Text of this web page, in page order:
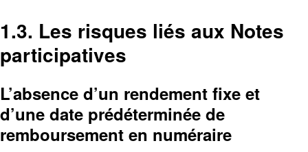
1.3. Les risques liés aux Notes
participatives
L’absence d’un rendement fixe et
d’une date prédéterminée de
remboursement en numéraire